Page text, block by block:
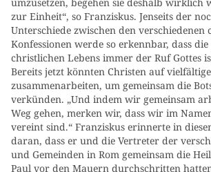
zur Einheit“, so Franziskus. Jenseits der
Unterschiede zwischen den verschiedenen
Konfessionen werde so erkennbar, dass die
christlichen Lebens immer der Ruf Gottes
Bereits jetzt könnten Christen auf
zusammenarbeiten, um gemeinsam die
verkünden. „Und indem wir gemeinsam
Weg gehen, merken wir, dass wir im
vereint sind.“ Franziskus erinnerte in
daran, dass er und die Vertreter der
und Gemeinden in Rom gemeinsam die
Paul vor den Mauern durchschritten